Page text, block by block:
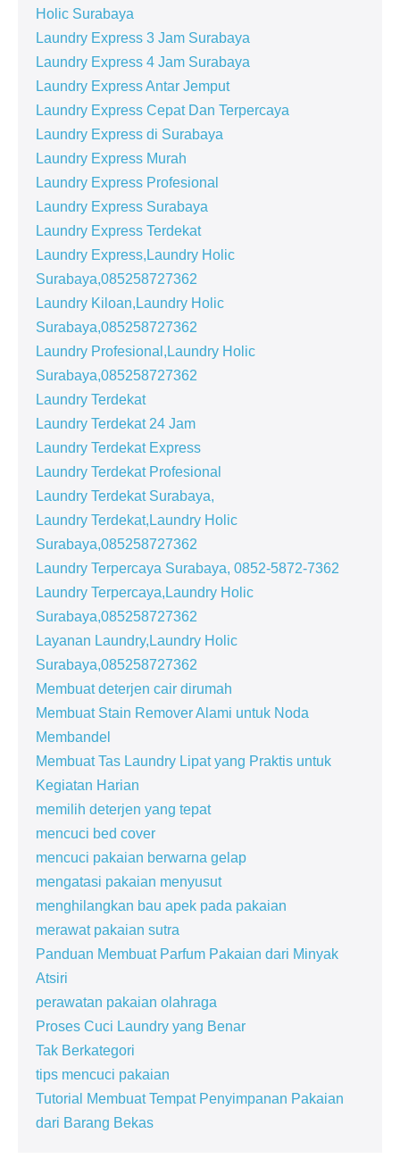
Holic Surabaya
Laundry Express 3 Jam Surabaya
Laundry Express 4 Jam Surabaya
Laundry Express Antar Jemput
Laundry Express Cepat Dan Terpercaya
Laundry Express di Surabaya
Laundry Express Murah
Laundry Express Profesional
Laundry Express Surabaya
Laundry Express Terdekat
Laundry Express,Laundry Holic
Surabaya,085258727362
Laundry Kiloan,Laundry Holic
Surabaya,085258727362
Laundry Profesional,Laundry Holic
Surabaya,085258727362
Laundry Terdekat
Laundry Terdekat 24 Jam
Laundry Terdekat Express
Laundry Terdekat Profesional
Laundry Terdekat Surabaya,
Laundry Terdekat,Laundry Holic
Surabaya,085258727362
Laundry Terpercaya Surabaya, 0852-5872-7362
Laundry Terpercaya,Laundry Holic
Surabaya,085258727362
Layanan Laundry,Laundry Holic
Surabaya,085258727362
Membuat deterjen cair dirumah
Membuat Stain Remover Alami untuk Noda
Membandel
Membuat Tas Laundry Lipat yang Praktis untuk
Kegiatan Harian
memilih deterjen yang tepat
mencuci bed cover
mencuci pakaian berwarna gelap
mengatasi pakaian menyusut
menghilangkan bau apek pada pakaian
merawat pakaian sutra
Panduan Membuat Parfum Pakaian dari Minyak
Atsiri
perawatan pakaian olahraga
Proses Cuci Laundry yang Benar
Tak Berkategori
tips mencuci pakaian
Tutorial Membuat Tempat Penyimpanan Pakaian
dari Barang Bekas